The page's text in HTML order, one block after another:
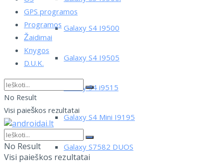
Galaxy S4 I9500
Galaxy S4 I9505
Galaxy S4 i9515
Galaxy S4 Mini I9195
Galaxy S7582 DUOS
GPS programos
Programos
Žaidimai
Knygos
D.U.K.
No Result
Visi paieškos rezultatai
No Result
Visi paieškos rezultatai